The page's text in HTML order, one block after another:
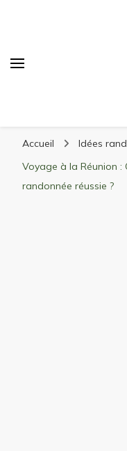
Accueil
Idées
Voyage à la Réunion :
randonnée réussie ?